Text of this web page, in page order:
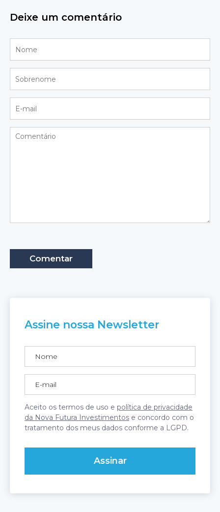
Deixe um comentário
Assine nossa Newsletter
Aceito os termos de uso e política de privacidade
da Nova Futura Investimentos e concordo com o
tratamento dos meus dados conforme a LGPD.